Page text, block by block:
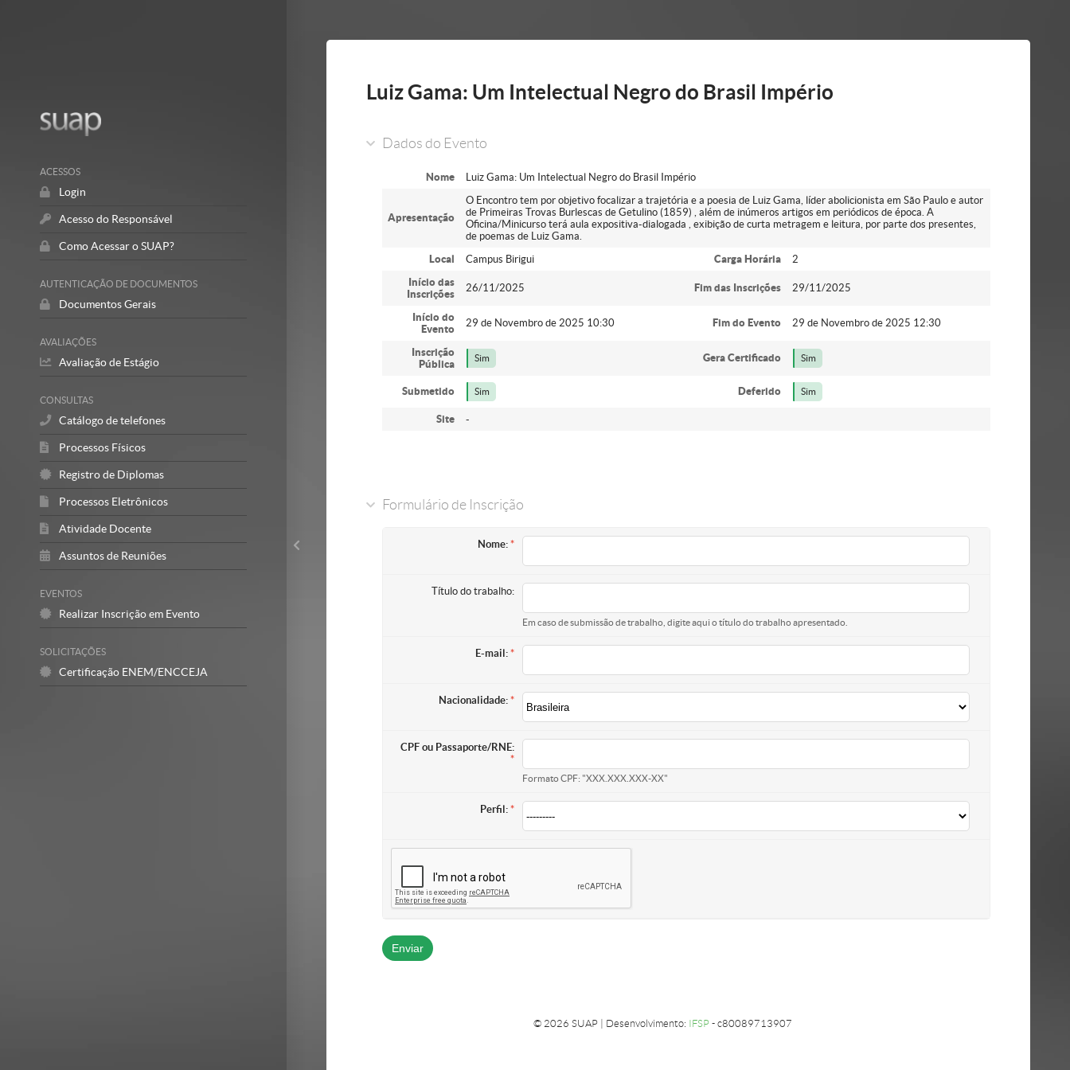
ACESSOS
Login
Acesso do Responsável
Como Acessar o SUAP?
AUTENTICAÇÃO DE DOCUMENTOS
Documentos Gerais
AVALIAÇÕES
Avaliação de Estágio
CONSULTAS
Catálogo de telefones
Processos Físicos
Registro de Diplomas
Processos Eletrônicos
Atividade Docente
Assuntos de Reuniões
EVENTOS
Realizar Inscrição em Evento
SOLICITAÇÕES
Certificação ENEM/ENCCEJA
Luiz Gama: Um Intelectual Negro do Brasil Império
Dados do Evento
Nome Luiz Gama: Um Intelectual Negro do Brasil Império
Apresentação
O Encontro tem por objetivo focalizar a trajetória e a poesia de Luiz Gama, líder abolicionista em São Paulo e autor
de Primeiras Trovas Burlescas de Getulino (1859) , além de inúmeros artigos em periódicos de época. A
Oficina/Minicurso terá aula expositiva-dialogada , exibição de curta metragem e leitura, por parte dos presentes,
de poemas de Luiz Gama.
Local
Campus Birigui Carga Horária
2
Início das
Inscrições
26/11/2025 Fim das Inscrições 29/11/2025
Início do
Evento
29 de Novembro de 2025 10:30 Fim do Evento 29 de Novembro de 2025 12:30
Inscrição
Pública
Sim Gera Certificado Sim
Submetido Sim Deferido Sim
Site -
Formulário de Inscrição
Nome:
Título do trabalho:
Em caso de submissão de trabalho, digite aqui o título do trabalho apresentado.
E-mail:
Nacionalidade:
CPF ou Passaporte/RNE:
Formato CPF: "XXX.XXX.XXX-XX"
Perfil:
© 2026 SUAP | Desenvolvimento: IFSP - c80089713907